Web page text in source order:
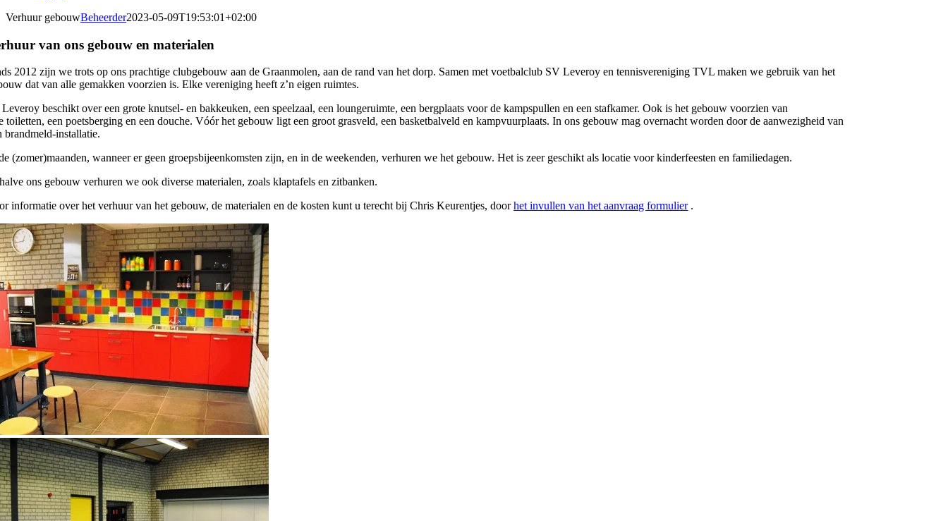
Verhuur gebouwBeheerder2023-05-09T19:53:01+02:00
van ons gebouw en materialen
2012 zijn we trots op ons prachtige clubgebouw aan de Graanmolen, aan de rand van het dorp. Samen met voetbalclub SV Leveroy en tennisvereniging TVL maken we gebruik van het
dat van alle gemakken voorzien is. Elke vereniging heeft z’n eigen ruimtes.
beschikt over een grote knutsel- en bakkeuken, een speelzaal, een loungeruimte, een bergplaats voor de kampspullen en een stafkamer. Ook is het gebouw voorzien van
toiletten, een poetsberging en een douche. Vóór het gebouw ligt een groot grasveld, een basketbalveld en kampvuurplaats. In ons gebouw mag overnacht worden door de aanwezigheid van
brandmeld-installatie.
(zomer)maanden, wanneer er geen groepsbijeenkomsten zijn, en in de weekenden, verhuren we het gebouw. Het is zeer geschikt als locatie voor kinderfeesten en familiedagen.
ons gebouw verhuren we ook diverse materialen, zoals klaptafels en zitbanken.
informatie over het verhuur van het gebouw, de materialen en de kosten kunt u terecht bij Chris Keurentjes, doorhet invullen van het aanvraag formulier.